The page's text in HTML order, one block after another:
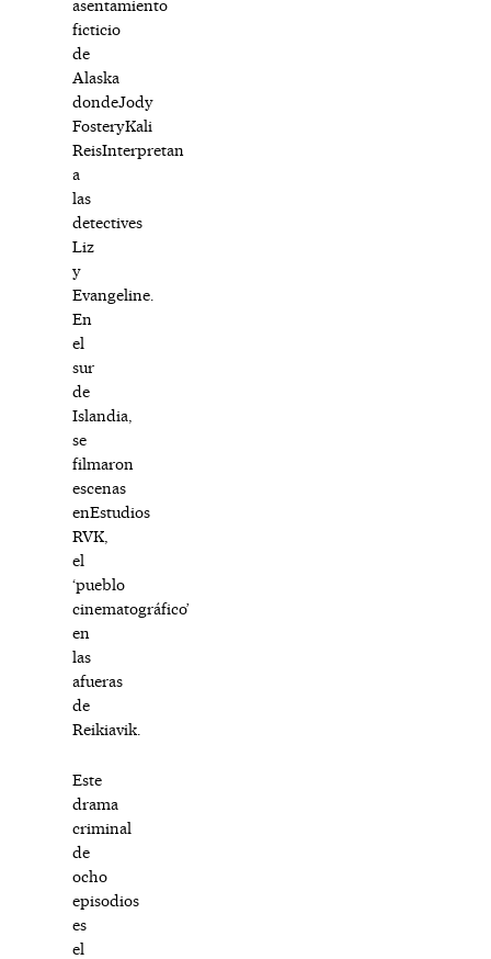
asentamiento
ficticio
de
Alaska
dondeJody
FosteryKali
ReisInterpretan
a
las
detectives
Liz
y
Evangeline.
En
el
sur
de
Islandia,
se
filmaron
escenas
enEstudios
RVK,
el
‘pueblo
cinematográfico’
en
las
afueras
de
Reikiavik.
Este
drama
criminal
de
ocho
episodios
es
el